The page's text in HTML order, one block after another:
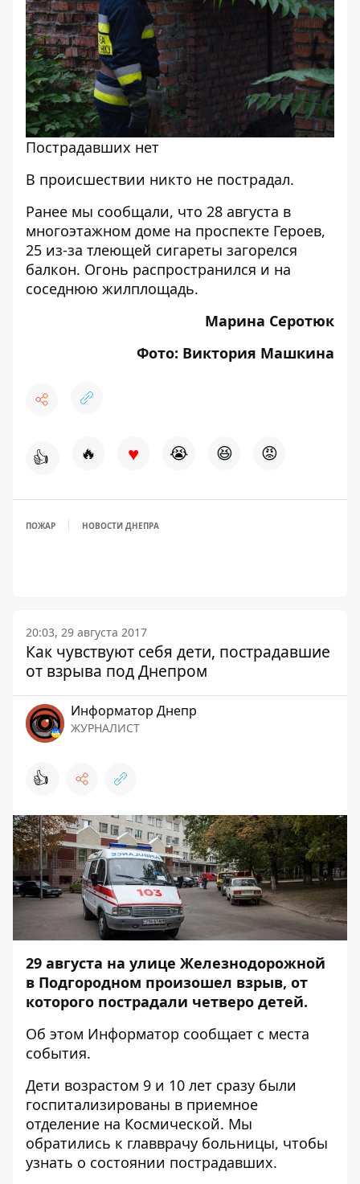
Пострадавших нет
В происшествии никто не пострадал.
Ранее мы сообщали, что 28 августа в
многоэтажном доме на проспекте Героев,
25 из-за тлеющей сигареты загорелся
балкон. Огонь распространился и на
соседнюю жилплощадь.
Марина Серотюк
Фото: Виктория Машкина
👍 🔥 ♥ 😭 😆 😡
ПОЖАР НОВОСТИ ДНЕПРА
20:03, 29 августа 2017
Как чувствуют себя дети, пострадавшие
от взрыва под Днепром
Информатор Днепр
ЖУРНАЛИСТ
👍
29 августа на улице Железнодорожной
в Подгородном произошел взрыв, от
которого пострадали четверо детей.
Об этом Информатор сообщает с места
события.
Дети возрастом 9 и 10 лет сразу были
госпитализированы в приемное
отделение на Космической. Мы
обратились к главврачу больницы, чтобы
узнать о состоянии пострадавших.